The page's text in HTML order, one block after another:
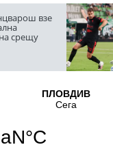
взе
срещу